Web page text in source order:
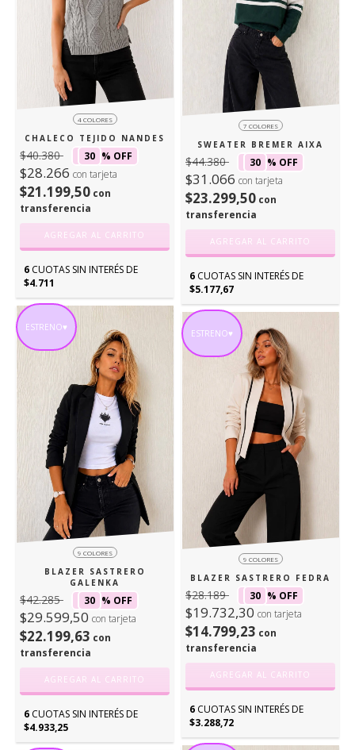
4 COLORES
CHALECO TEJIDO NANDES
$40.380 30 % OFF
$28.266 con tarjeta
$21.199,50 con
transferencia
AGREGAR AL CARRITO
6 CUOTAS SIN INTERÉS DE
$4.711
7 COLORES
SWEATER BREMER AIXA
$44.380 30 % OFF
$31.066 con tarjeta
$23.299,50 con
transferencia
AGREGAR AL CARRITO
6 CUOTAS SIN INTERÉS DE
$5.177,67
ESTRENO♥
9 COLORES
BLAZER SASTRERO
GALENKA
$42.285 30 % OFF
$29.599,50 con tarjeta
$22.199,63 con
transferencia
AGREGAR AL CARRITO
6 CUOTAS SIN INTERÉS DE
$4.933,25
ESTRENO♥
9 COLORES
BLAZER SASTRERO FEDRA
$28.189 30 % OFF
$19.732,30 con tarjeta
$14.799,23 con
transferencia
AGREGAR AL CARRITO
6 CUOTAS SIN INTERÉS DE
$3.288,72